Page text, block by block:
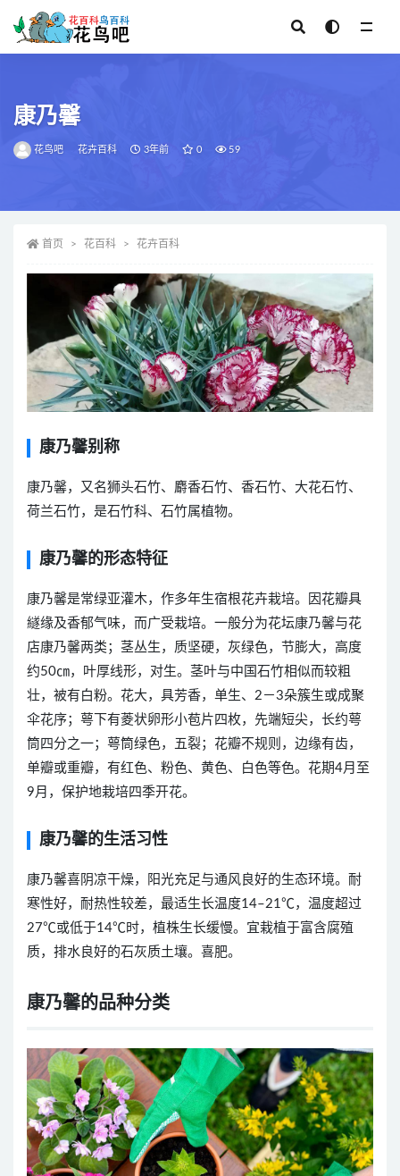
康乃馨
花鸟吧 花卉百科 3年前 0 59
首页 花百科 花卉百科
康乃馨别称
康乃馨，又名狮头石竹、麝香石竹、香石竹、大花石竹、
荷兰石竹，是石竹科、石竹属植物。
康乃馨的形态特征
康乃馨是常绿亚灌木，作多年生宿根花卉栽培。因花瓣具
繸缘及香郁气味，而广受栽培。一般分为花坛康乃馨与花
店康乃馨两类；茎丛生，质坚硬，灰绿色，节膨大，高度
约50㎝，叶厚线形，对生。茎叶与中国石竹相似而较粗
壮，被有白粉。花大，具芳香，单生、 2 －3朵簇生或成聚
伞花序；萼下有菱状卵形小苞片四枚，先端短尖，长约萼
筒四分之一；萼筒绿色，五裂；花瓣不规则，边缘有齿，
单瓣或重瓣，有红色、粉色、黄色、白色等色。花期4月至
9月，保护地栽培四季开花。
康乃馨的生活习性
康乃馨喜阴凉干燥，阳光充足与通风良好的生态环境。耐
寒性好，耐热性较差，最适生长温度14–21℃，温度超过
27℃或低于14℃时，植株生长缓慢。宜栽植于富含腐殖
质，排水良好的石灰质土壤。喜肥。
康乃馨的品种分类